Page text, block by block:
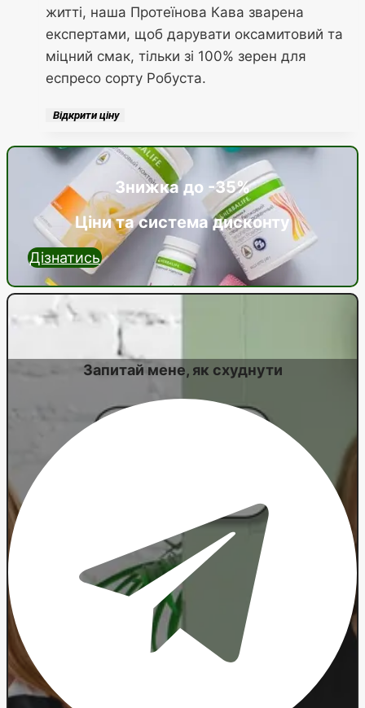
житті, наша Протеїнова Кава зварена
експертами, щоб дарувати оксамитовий та
міцний смак, тільки зі 100% зерен для
еспресо сорту Робуста.
Відкрити ціну
Знижка до -35%
Ціни та система дисконту
Дізнатись
Запитай мене, як схуднути